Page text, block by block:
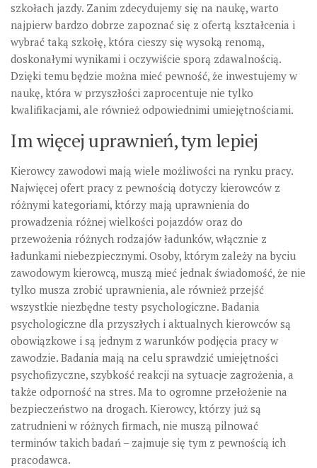
szkołach jazdy. Zanim zdecydujemy się na naukę, warto
najpierw bardzo dobrze zapoznać się z ofertą kształcenia i
wybrać taką szkołę, która cieszy się wysoką renomą,
doskonałymi wynikami i oczywiście sporą zdawalnością.
Dzięki temu będzie można mieć pewność, że inwestujemy w
naukę, która w przyszłości zaprocentuje nie tylko
kwalifikacjami, ale również odpowiednimi umiejętnościami.
Im więcej uprawnień, tym lepiej
Kierowcy zawodowi mają wiele możliwości na rynku pracy.
Najwięcej ofert pracy z pewnością dotyczy kierowców z
różnymi kategoriami, którzy mają uprawnienia do
prowadzenia różnej wielkości pojazdów oraz do
przewożenia różnych rodzajów ładunków, włącznie z
ładunkami niebezpiecznymi. Osoby, którym zależy na byciu
zawodowym kierowcą, muszą mieć jednak świadomość, że nie
tylko musza zrobić uprawnienia, ale również przejść
wszystkie niezbędne testy psychologiczne. Badania
psychologiczne dla przyszłych i aktualnych kierowców są
obowiązkowe i są jednym z warunków podjęcia pracy w
zawodzie. Badania mają na celu sprawdzić umiejętności
psychofizyczne, szybkość reakcji na sytuacje zagrożenia, a
także odporność na stres. Ma to ogromne przełożenie na
bezpieczeństwo na drogach. Kierowcy, którzy już są
zatrudnieni w różnych firmach, nie muszą pilnować
terminów takich badań – zajmuje się tym z pewnością ich
pracodawca.